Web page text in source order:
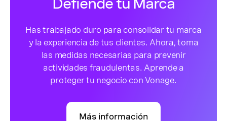
Has trabajado duro para consolidar tu marca
y la experiencia de tus clientes. Ahora, toma
las medidas necesarias para prevenir
actividades fraudulentas. Aprende a
proteger tu negocio con Vonage.
Más información